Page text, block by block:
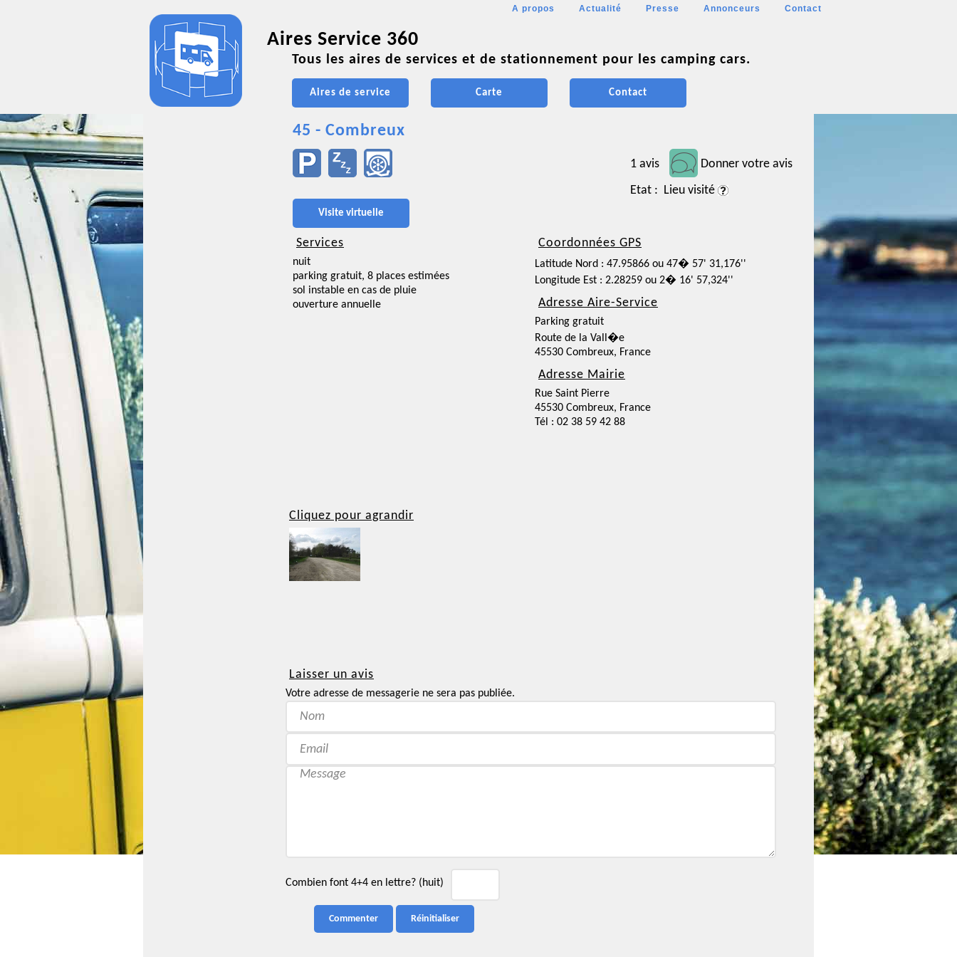
A propos Actualité Presse Annonceurs Contact
Aires Service 360
Tous les aires de services et de stationnement pour les camping cars.
Aires de service Carte Contact
45 - Combreux
1 avis
Donner votre avis
Etat : Lieu visité
Visite virtuelle
Services
nuit
parking gratuit, 8 places estimées
sol instable en cas de pluie
ouverture annuelle
Coordonnées GPS
Latitude Nord : 47.95866 ou 47� 57' 31,176''
Longitude Est : 2.28259 ou 2� 16' 57,324''
Adresse Aire-Service
Parking gratuit
Route de la Vall�e
45530 Combreux, France
Adresse Mairie
Rue Saint Pierre
45530 Combreux, France
Tél : 02 38 59 42 88
Cliquez pour agrandir
Laisser un avis
Votre adresse de messagerie ne sera pas publiée.
Combien font 4+4 en lettre? (huit)